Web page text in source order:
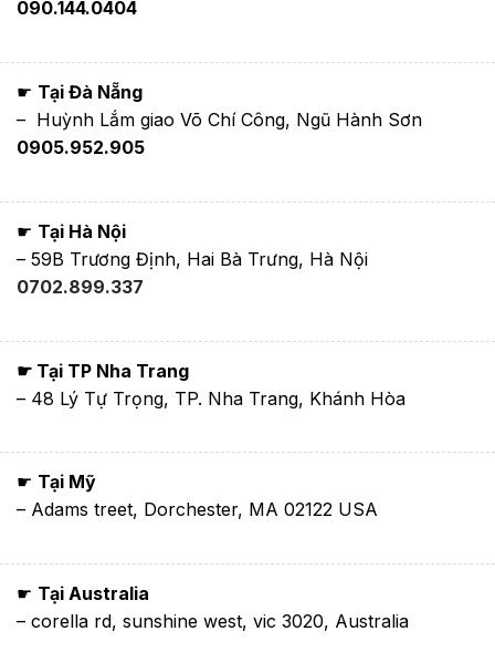
090.144.0404
☛ Tại Đà Nẵng
– Huỳnh Lắm giao Võ Chí Công, Ngũ Hành Sơn
0905.952.905
☛ Tại Hà Nội
– 59B Trương Định, Hai Bà Trưng, Hà Nội
0702.899.337
☛ Tại TP Nha Trang
– 48 Lý Tự Trọng, TP. Nha Trang, Khánh Hòa
☛ Tại Mỹ
– Adams treet, Dorchester, MA 02122 USA
☛ Tại Australia
– corella rd, sunshine west, vic 3020, Australia